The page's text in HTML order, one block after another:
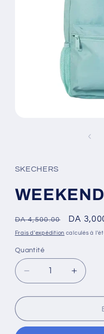
fenêtre
modale
SKECHERS
Prix
habituel
DA 4,500.00
Prix
DA
Frais d'expédition calculés à
Quantité
Quantité
Réduire
la
quantité
WEEKEND
la